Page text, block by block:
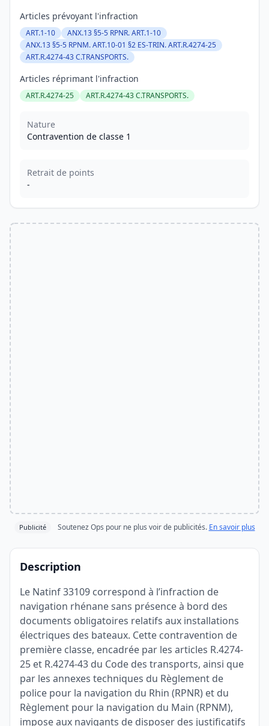
Articles prévoyant l'infraction
ART.1-10
ANX.13 §5-5 RPNR. ART.1-10
ANX.13 §5-5 RPNM. ART.10-01 §2 ES-TRIN. ART.R.4274-25
ART.R.4274-43 C.TRANSPORTS.
Articles réprimant l'infraction
ART.R.4274-25 ART.R.4274-43 C.TRANSPORTS.
Nature
Contravention de classe 1
Retrait de points
-
Publicité Soutenez Ops pour ne plus voir de publicités. En savoir plus
Description
Le Natinf 33109 correspond à l’infraction de
navigation rhénane sans présence à bord des
documents obligatoires relatifs aux installations
électriques des bateaux. Cette contravention de
première classe, encadrée par les articles R.4274-
25 et R.4274-43 du Code des transports, ainsi que
par les annexes techniques du Règlement de
police pour la navigation du Rhin (RPNR) et du
Règlement pour la navigation du Main (RPNM),
impose aux navigants de disposer des justificatifs